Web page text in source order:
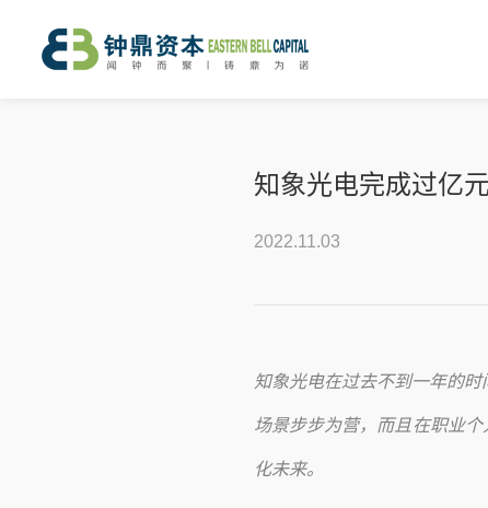
知象光电完成过亿
2022.11.03
知象光电在过去不到一年的
场景步步为营，而且在职业
化未来。